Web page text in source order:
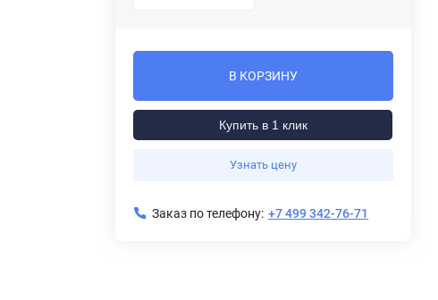
В КОРЗИНУ
Купить в 1 клик
Узнать цену
Заказ по телефону: +7 499 342-76-71